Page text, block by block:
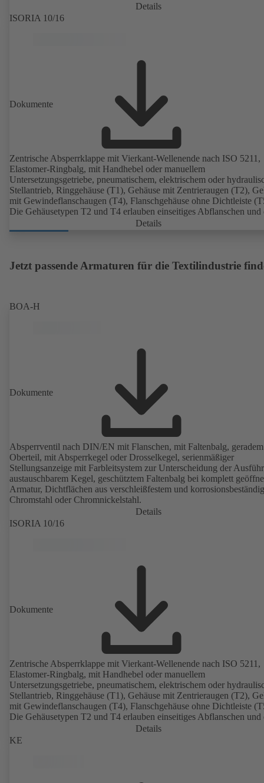
Details
ISORIA 10/16
Dokumente
Zentrische Absperrklappe mit Vierkant-Wellenende nach ISO 5211,
Elastomer-Ringbalg, mit Handhebel oder manuellem
Untersetzungsgetriebe, pneumatischem, elektrischem oder
Stellantrieb, Ringgehäuse (T1), Gehäuse mit Zentrieraugen (T2),
mit Gewindeflanschaugen (T4), Flanschgehäuse ohne Dichtleiste
Die Gehäusetypen T2 und T4 erlauben einseitiges Abflanschen und
Einbau als Endarmatur mit Gegenflansch. Anschlüsse nach EN,
JIS.
Details
Jetzt passende Armaturen für die Textilindustrie
BOA-H
Dokumente
Absperrventil nach DIN/EN mit Flanschen, mit Faltenbalg, geradem
Oberteil, mit Absperrkegel oder Drosselkegel, serienmäßiger
Stellungsanzeige mit Farbleitsystem zur Unterscheidung der
austauschbarem Kegel, geschütztem Faltenbalg bei komplett
Armatur, Dichtflächen aus verschleißfestem und
Chromstahl oder Chromnickelstahl.
Details
ISORIA 10/16
Dokumente
Zentrische Absperrklappe mit Vierkant-Wellenende nach ISO 5211,
Elastomer-Ringbalg, mit Handhebel oder manuellem
Untersetzungsgetriebe, pneumatischem, elektrischem oder
Stellantrieb, Ringgehäuse (T1), Gehäuse mit Zentrieraugen (T2),
mit Gewindeflanschaugen (T4), Flanschgehäuse ohne Dichtleiste
Die Gehäusetypen T2 und T4 erlauben einseitiges Abflanschen und
Einbau als Endarmatur mit Gegenflansch. Anschlüsse nach EN,
JIS.
Details
KE